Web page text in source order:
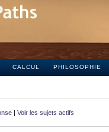
CALCUL PHILOSOPHIE
| Voir les sujets actifs